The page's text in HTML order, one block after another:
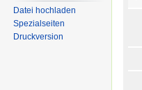
Datei hochladen
Spezialseiten
Druckversion